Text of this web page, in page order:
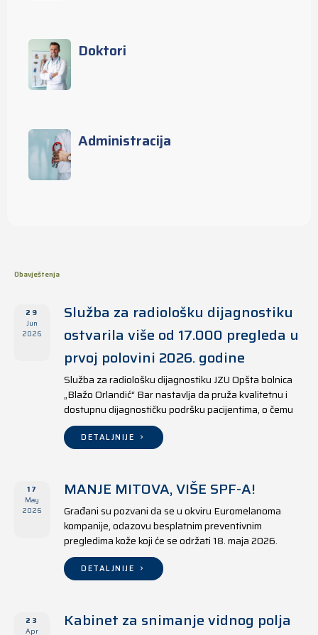
Doktori
Administracija
Obavještenja
29
Jun
2026
Služba za radiološku dijagnostiku
ostvarila više od 17.000 pregleda u
prvoj polovini 2026. godine
Služba za radiološku dijagnostiku JZU Opšta bolnica
„Blažo Orlandić“ Bar nastavlja da pruža kvalitetnu i
dostupnu dijagnostičku podršku pacijentima, o čemu
svjedoče i rezultati ostvareni u periodu od 1. januara
do 17. juna 2026. godine.
DETALJNIJE
17
May
2026
MANJE MITOVA, VIŠE SPF-A!
Građani su pozvani da se u okviru Euromelanoma
kompanije, odazovu besplatnim preventivnim
pregledima kože koji će se održati 18. maja 2026.
godine u jedanaest opština širom Crne Gore, kako u
državnim tako i u privatnim zdravstvenim ustanovama.
DETALJNIJE
23
Apr
Kabinet za snimanje vidnog polja